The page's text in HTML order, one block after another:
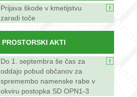
Prijava škode v kmetijstvu
zaradi toče
PROSTORSKI AKTI
Do 1. septembra še čas za
oddajo pobud občanov za
spremembo namenske rabe v
okviru postopka SD OPN1-3